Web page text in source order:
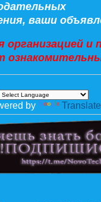
ваши
организацией
by Translate